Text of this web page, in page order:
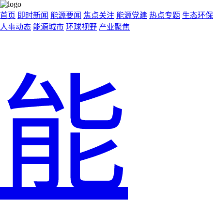
首页 即时新闻 能源要闻 焦点关注 能源党建 热点专题 生态环保
人事动态 能源城市 环球视野 产业聚焦
能